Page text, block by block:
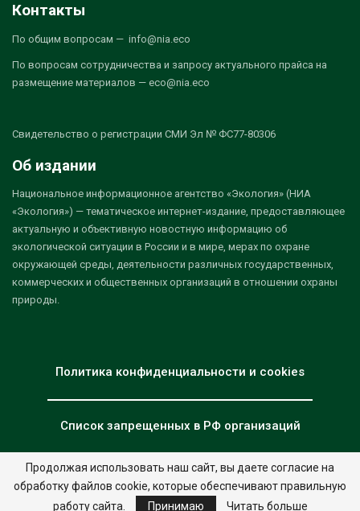
Контакты
По общим вопросам — info@nia.eco
По вопросам сотрудничества и запросу актуального прайса на
размещение материалов — eco@nia.eco
Свидетельство о регистрации СМИ Эл № ФС77-80306
Об издании
Национальное информационное агентство «Экология» (НИА
«Экология») — тематическое интернет-издание, предоставляющее
актуальную и объективную новостную информацию об
экологической ситуации в России и в мире, мерах по охране
окружающей среды, деятельности различных государственных,
коммерческих и общественных организаций в отношении охраны
природы.
Политика конфиденциальности и cookies
Список запрещенных в РФ организаций
© 2026 - НИА "Экология". Все права защищены. Дизайн:nia.eco
Продолжая использовать наш сайт, вы даете согласие на
обработку файлов cookie, которые обеспечивают правильную
работу сайта.
Принимаю Читать больше